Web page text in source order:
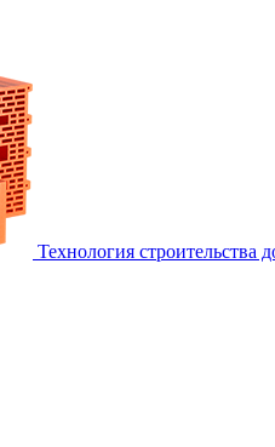
Технология строительства